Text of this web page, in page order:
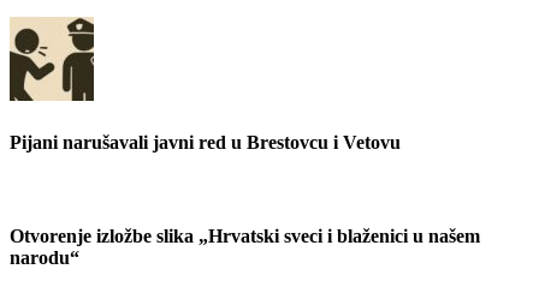
Pijani narušavali javni red u Brestovcu i Vetovu
Otvorenje izložbe slika „Hrvatski sveci i blaženici u našem
narodu“